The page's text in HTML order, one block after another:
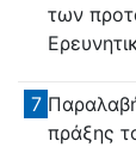
των
7
πράξης